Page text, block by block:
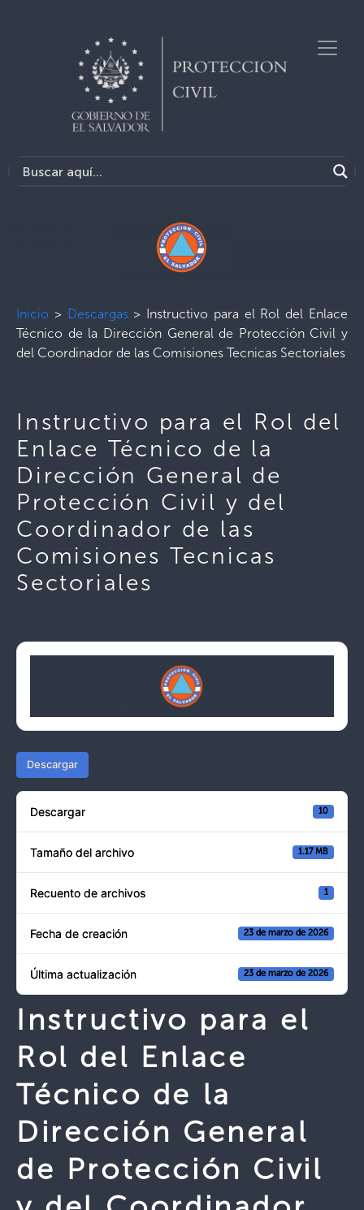
Inicio > Descargas> Instructivo para el Rol del Enlace
Técnico de la Dirección General de Protección Civil y
del Coordinador de las Comisiones Tecnicas Sectoriales
Instructivo para el Rol del
Enlace Técnico de la
Dirección General de
Protección Civil y del
Coordinador de las
Comisiones Tecnicas
Sectoriales
Descargar
Descargar 10
Tamaño del archivo 1.17 MB
Recuento de archivos 1
Fecha de creación 23 de marzo de 2026
Última actualización 23 de marzo de 2026
Instructivo para el
Rol del Enlace
Técnico de la
Dirección General
de Protección Civil